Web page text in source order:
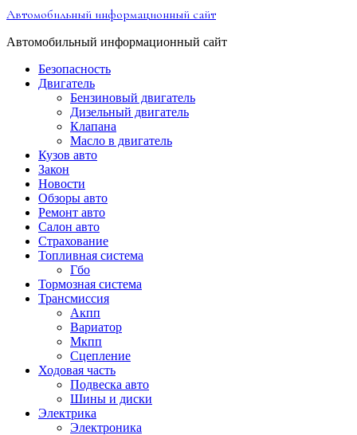
Перейти
содержимому
Автомобильный информационный сайт
Автомобильный информационный сайт
Безопасность
Двигатель
Бензиновый двигатель
Дизельный двигатель
Клапана
Масло в двигатель
Кузов авто
Закон
Новости
Обзоры авто
Ремонт авто
Салон авто
Страхование
Топливная система
Гбо
Тормозная система
Трансмиссия
Акпп
Вариатор
Мкпп
Сцепление
Ходовая часть
Подвеска авто
Шины и диски
Электрика
Электроника